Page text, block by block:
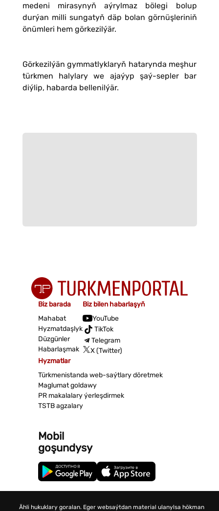
medeni mirasynyň aýrylmaz bölegi bolup
durýan milli sungatyň däp bolan görnüşleriniň
önümleri hem görkezilýär.
Görkezilýän gymmatlyklaryň hatarynda meşhur
türkmen halylary we ajaýyp şaý-sepler bar
diýlip, habarda bellenilýär.
Biz barada
Mahabat
Hyzmatdaşlyk
Düzgünler
Habarlaşmak
Biz bilen habarlaşyň
YouTube
TikTok
Telegram
X (Twitter)
Hyzmatlar
Türkmenistanda web-saýtlary döretmek
Maglumat goldawy
PR makalalary ýerleşdirmek
TSTB agzalary
Mobil
goşundysy
Ähli hukuklary goralan. Eger websaýtdan material ulanylsa hökman